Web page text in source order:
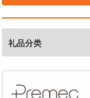
礼品分类